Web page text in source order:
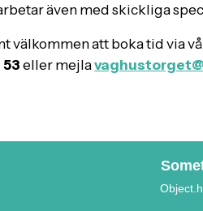
även med skickliga
välkommen att boka tid via
53eller mejla